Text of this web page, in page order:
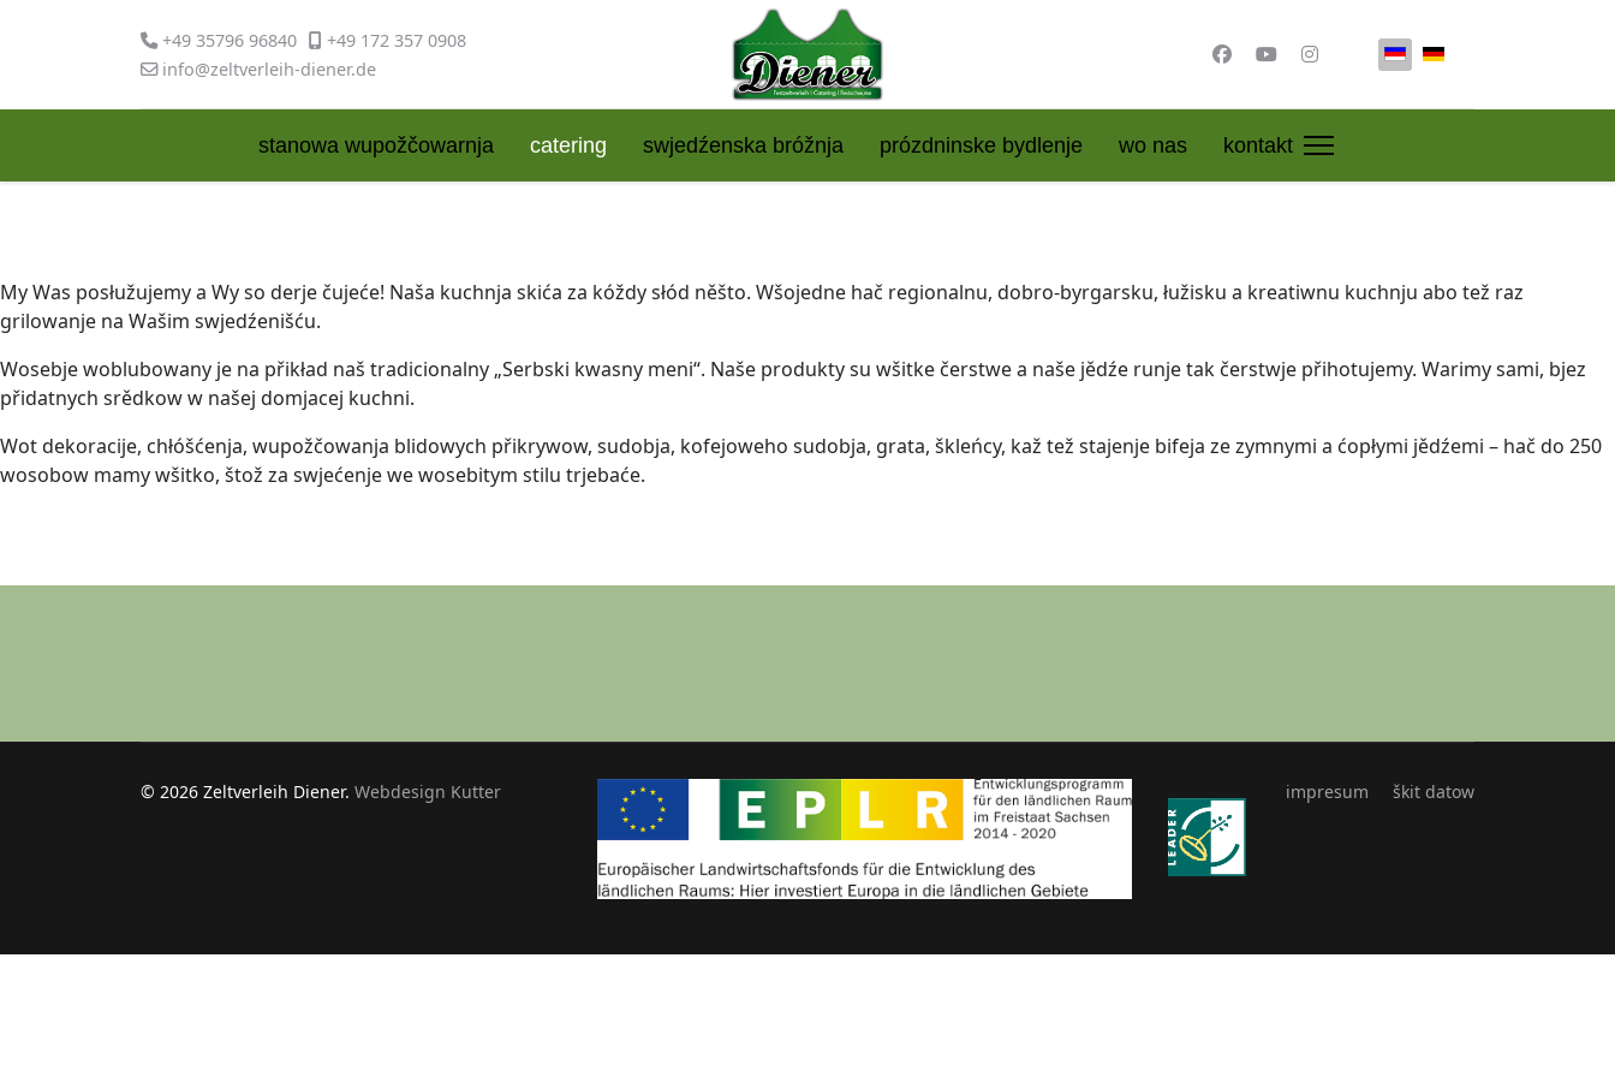
+49 35796 96840
+49 172 357 0908
info@zeltverleih-diener.de
Select your language
stanowa wupožčowarnja catering swjedźenska bróžnja prózdninske bydlenje wo nas kontakt
My Was posłužujemy a Wy so derje čujeće! Naša kuchnja skića za kóždy słód něšto. Wšojedne hač regionalnu, dobro-byrgarsku, łužisku a kreatiwnu kuchnju abo tež raz
grilowanje na Wašim swjedźenišću.
Wosebje woblubowany je na přikład naš tradicionalny „Serbski kwasny meni“. Naše produkty su wšitke čerstwe a naše jědźe runje tak čerstwje přihotujemy. Warimy sami, bjez
přidatnych srědkow w našej domjacej kuchni.
Wot dekoracije, chłóšćenja, wupožčowanja blidowych přikrywow, sudobja, kofejoweho sudobja, grata, škleńcy, kaž tež stajenje bifeja ze zymnymi a ćopłymi jědźemi – hač do 250
wosobow mamy wšitko, štož za swjećenje we wosebitym stilu trjebaće.
© 2026 Zeltverleih Diener. Webdesign Kutter impresum škit datow